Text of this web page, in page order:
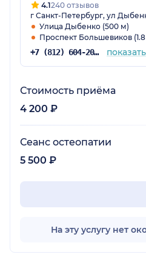
4.1240 отзывов
г Санкт-Петербург, ул
Улица Дыбенко (500 м)
Проспект Большевиков
+7 (812) 604-20-38 показать
Стоимость приёма
4 200 ₽
Сеанс остеопатии
5 500 ₽
На эту услугу нет